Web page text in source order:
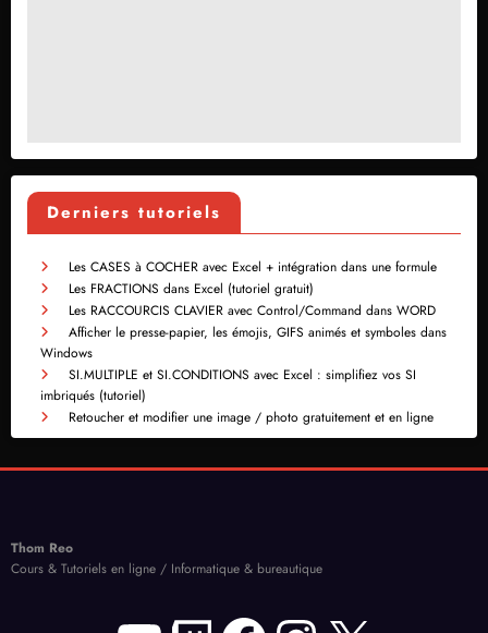
Derniers tutoriels
Les CASES à COCHER avec Excel + intégration dans une formule
Les FRACTIONS dans Excel (tutoriel gratuit)
Les RACCOURCIS CLAVIER avec Control/Command dans WORD
Afficher le presse-papier, les émojis, GIFS animés et symboles dans
Windows
SI.MULTIPLE et SI.CONDITIONS avec Excel : simplifiez vos SI
imbriqués (tutoriel)
Retoucher et modifier une image / photo gratuitement et en ligne
Thom Reo
Cours & Tutoriels en ligne / Informatique & bureautique